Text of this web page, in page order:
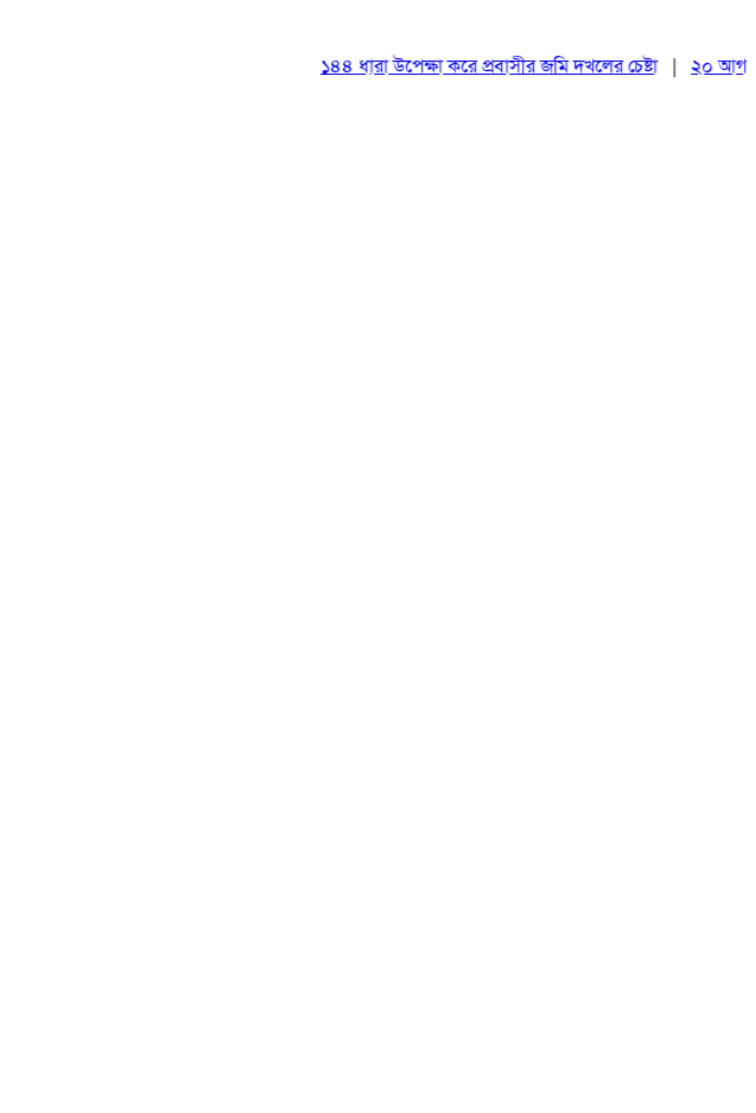
১৪৪ ধারা উপেক্ষা করে প্রবাসীর জমি দখলের চেষ্টা| ২০ আগস্ট